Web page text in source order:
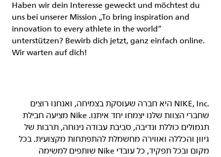
Haben wir dein Interesse geweckt und möchtest du
uns bei unserer Mission „To bring inspiration and
innovation to every athlete in the world“
unterstützen? Bewirb dich jetzt, ganz einfach online.
Wir warten auf dich!
‏NIKE, Inc.‎ היא חברה שעוסקת בצמיחה, ואנחנו רוצים
שחברי הצוות שלנו יצמחו יחד איתנו. Nike מציעה חבילת
תגמולים כוללת ונדיבה, סביבת עבודה נינוחה, תרבות של
גיוון והכללה ואווירה מחשמלת להתפתחות מקצועית. בכל
מקום ובכל תפקיד, כל עובדי Nike שותפים למשימה